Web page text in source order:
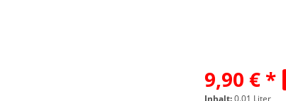
9,90 € *
Inhalt:0.01 Liter